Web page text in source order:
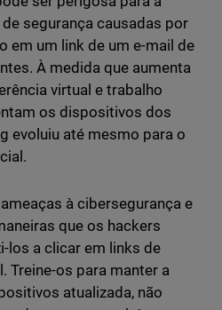
segurança causadas por
em um link de um e-mail de
À medida que aumenta
virtual e trabalho
os dispositivos dos
evoluiu até mesmo para o
à cibersegurança e
que os hackers
los a clicar em links de
Treine-os para manter a
atualizada, não